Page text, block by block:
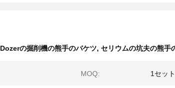
Dozerの掘削機の熊手のバケツ, セリウムの坑夫の熊手
MOQ: 1セット